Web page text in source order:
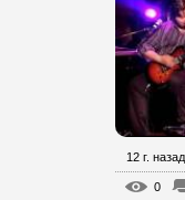
12 г. назад
0